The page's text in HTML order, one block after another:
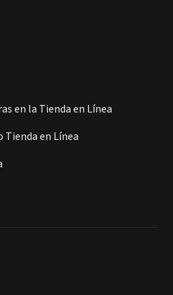
en la Tienda en Línea
Tienda en Línea